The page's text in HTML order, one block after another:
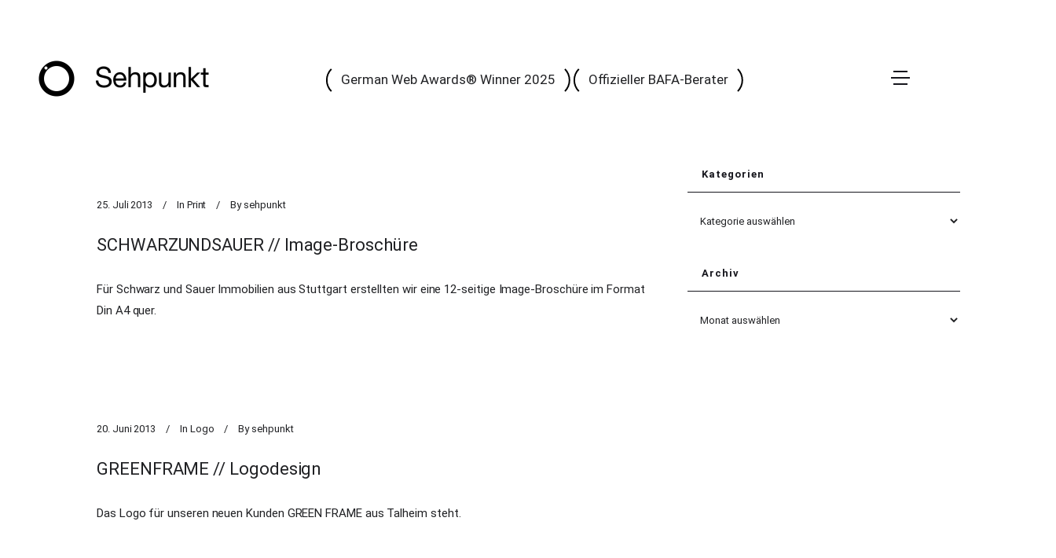
German Web Awards® Winner 2025 Offizieller BAFA-Berater
25. Juli 2013 In Print By sehpunkt
SCHWARZUNDSAUER // Image-Broschüre
Für Schwarz und Sauer Immobilien aus Stuttgart erstellten wir eine 12-seitige Image-Broschüre im Format
Din A4 quer.
20. Juni 2013 In Logo By sehpunkt
GREENFRAME // Logodesign
Das Logo für unseren neuen Kunden GREEN FRAME aus Talheim steht.
Kategorien
Kategorien
Archiv
Archiv